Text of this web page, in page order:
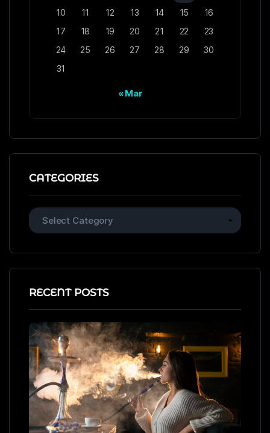
10
11 12 13 14 15
16
17
18 19 20 21 22
23
24
25 26 27 28 29
30
31
« Mar
CATEGORIES
RECENT POSTS